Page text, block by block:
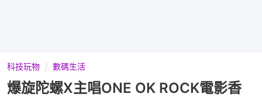
科技玩物 數碼生活
爆旋陀螺X主唱ONE OK ROCK電影香